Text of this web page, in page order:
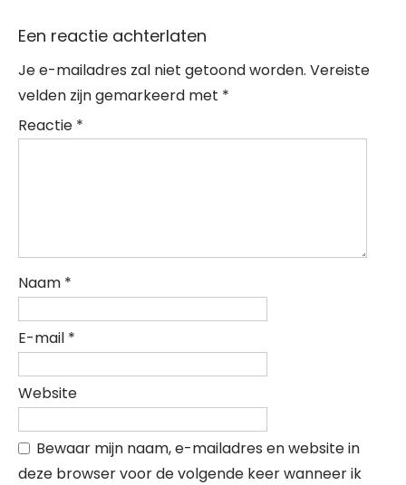
Een reactie achterlaten
Je e-mailadres zal niet getoond worden. Vereiste
velden zijn gemarkeerd met *
Reactie *
Naam *
E-mail *
Website
Bewaar mijn naam, e-mailadres en website in
deze browser voor de volgende keer wanneer ik